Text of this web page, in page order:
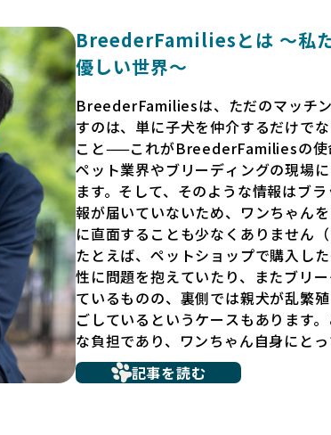
BreederFamiliesとは 〜私
優しい世界〜
BreederFamiliesは、ただのマッチ
すのは、単に子犬を仲介するだけで
こと——これがBreederFamiliesの使
ペット業界やブリーディングの現場
ます。そして、そのような情報はブ
報が届いていないため、ワンちゃん
に直面することも少なくありません
たとえば、ペットショップで購入し
性に問題を抱えていたり、またブリ
ているものの、裏側では親犬が乱繁
ごしているというケースもあります
な負担であり、ワンちゃん自身にと
だからこそ、私たちは正しい情報と
ています。BreederFamiliesでは、ワ
記事を読む